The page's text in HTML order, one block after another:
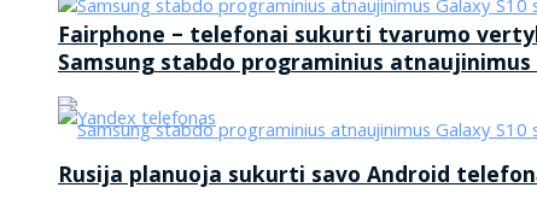
Fairphone – telefonai sukurti tvarumo
Samsung stabdo programinius atnaujinimus
Rusija planuoja sukurti savo Android